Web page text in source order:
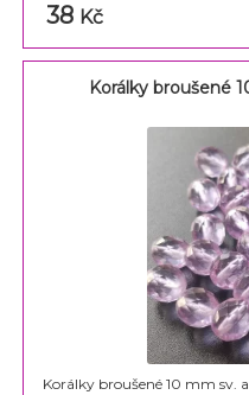
38 Kč
Korálky broušené
Korálky broušené 10 mm sv.